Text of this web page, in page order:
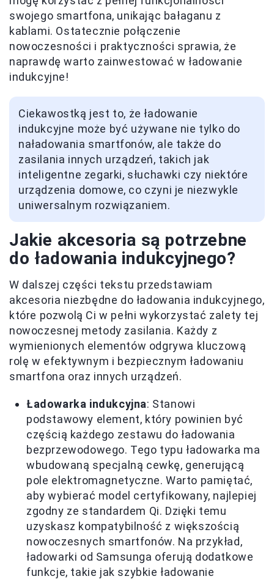
swojego smartfona, unikając bałaganu z
kablami. Ostatecznie połączenie
nowoczesności i praktyczności sprawia, że
naprawdę warto zainwestować w ładowanie
indukcyjne!
Ciekawostką jest to, że ładowanie
indukcyjne może być używane nie tylko do
naładowania smartfonów, ale także do
zasilania innych urządzeń, takich jak
inteligentne zegarki, słuchawki czy niektóre
urządzenia domowe, co czyni je niezwykle
uniwersalnym rozwiązaniem.
Jakie akcesoria są potrzebne
do ładowania indukcyjnego?
W dalszej części tekstu przedstawiam
akcesoria niezbędne do ładowania indukcyjnego,
które pozwolą Ci w pełni wykorzystać zalety tej
nowoczesnej metody zasilania. Każdy z
wymienionych elementów odgrywa kluczową
rolę w efektywnym i bezpiecznym ładowaniu
smartfona oraz innych urządzeń.
Ładowarka indukcyjna: Stanowi
podstawowy element, który powinien być
częścią każdego zestawu do ładowania
bezprzewodowego. Tego typu ładowarka ma
wbudowaną specjalną cewkę, generującą
pole elektromagnetyczne. Warto pamiętać,
aby wybierać model certyfikowany, najlepiej
zgodny ze standardem Qi. Dzięki temu
uzyskasz kompatybilność z większością
nowoczesnych smartfonów. Na przykład,
ładowarki od Samsunga oferują dodatkowe
funkcje, takie jak szybkie ładowanie